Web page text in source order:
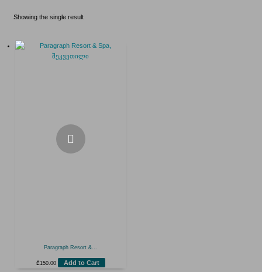
Showing the single result
Paragraph Resort &...
₾ 150.00 Add to Cart